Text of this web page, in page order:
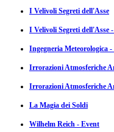
I Velivoli Segreti dell'Asse
I Velivoli Segreti dell'Asse
Ingegneria Meteorologica
Irrorazioni Atmosferiche
Irrorazioni Atmosferiche
La Magia dei Soldi
Wilhelm Reich - Event